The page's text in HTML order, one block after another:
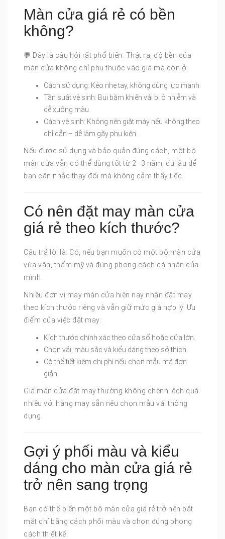
Màn cửa giá rẻ có bền
không?
💬 Đây là câu hỏi rất phổ biến. Thật ra, độ bền của
màn cửa không chỉ phụ thuộc vào giá mà còn ở:
Cách sử dụng: Kéo nhẹ tay, không dùng lực mạnh.
Tần suất vệ sinh: Bụi bặm khiến vải bị ô nhiễm và
dễ xuống màu.
Cách vệ sinh: Không nên giặt máy nếu không theo
chỉ dẫn – dễ làm gãy phụ kiện.
Nếu được sử dụng và bảo quản đúng cách, một bộ
màn cửa vẫn có thể dùng tốt từ 2–3 năm, đủ lâu để
bạn cân nhắc thay đổi mà không cảm thấy tiếc.
Có nên đặt may màn cửa
giá rẻ theo kích thước?
Câu trả lời là: Có, nếu bạn muốn có một bộ màn cửa
vừa vặn, thẩm mỹ và đúng phong cách cá nhân của
mình.
Nhiều đơn vị may màn cửa hiện nay nhận đặt may
theo kích thước riêng và vẫn giữ mức giá hợp lý. Ưu
điểm của việc đặt may:
Kích thước chính xác theo cửa sổ hoặc cửa lớn.
Chọn vải, màu sắc và kiểu dáng theo sở thích.
Có thể tiết kiệm chi phí nếu chọn mẫu mã đơn
giản.
Giá màn cửa đặt may thường không chênh lệch quá
nhiều với hàng may sẵn nếu chọn mẫu vải thông
dụng.
Gợi ý phối màu và kiểu
dáng cho màn cửa giá rẻ
trở nên sang trọng
Bạn có thể biến một bộ màn cửa giá rẻ trở nên bắt
mắt chỉ bằng cách phối màu và chọn đúng phong
cách thiết kế.